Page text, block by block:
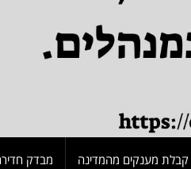
קבלת מענקים מהמדינה מבדק